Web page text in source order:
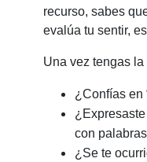
recurso, sabes
evalúa tu sentir, e
Una vez tengas
¿Confías en
con
¿Se te